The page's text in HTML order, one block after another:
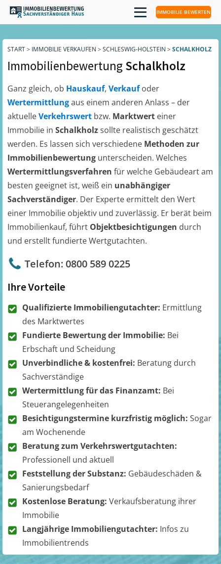
IMMOBILIE BEWERTEN
START> IMMOBILIE VERKAUFEN > SCHLESWIG-HOLSTEIN > SCHALKHOLZ
ImmobilienbewertungSchalkholz
Ganz gleich, ob Hauskauf, Verkaufoder
Wertermittlungaus einem anderen Anlass – der
aktuelleVerkehrswert bzw. Marktwert einer
Immobilie in Schalkholzsollte realistisch geschätzt
werden. Es lassen sich verschiedene Methoden zur
Immobilienbewertung unterscheiden. Welches
Wertermittlungsverfahren für welche Gebäudeart am
besten geeignet ist, weiß ein unabhängiger
Sachverständiger. Der Experte ermittelt den Wert
einer Immobilie objektiv und zuverlässig. Er berät beim
Immobilienkauf, führt Objektbesichtigungen durch
und erstellt fundierte Wertgutachten.
Telefon: 0800 589 0225
Ihre Vorteile
Qualifizierte Immobiliengutachter: Ermittlung
des Marktwertes
Fundierte Bewertung der Immobilie: Bei
Erbschaft und Scheidung
Unverbindliche & kostenfrei: Beratung durch
Sachverständige
Wertermittlung für das Finanzamt: Bei
Steuerangelegenheiten
Besichtigungstermine kurzfristig möglich: Sogar
am Wochenende
Beratung zum Verkehrswertgutachten:
Professionell und aktuell
Feststellung der Substanz: Gebäudeschäden &
Sanierungsbedarf
Kostenlose Beratung: Verkaufsberatung ihrer
Immobilie
Langjährige Immobiliengutachter: Infos zu
Immobilientrends